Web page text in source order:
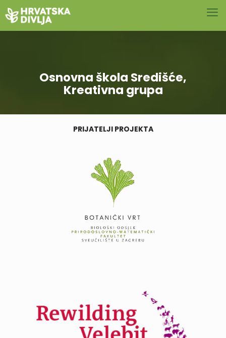
Osnovna škola Središće,
Kreativna grupa
PRIJATELJI PROJEKTA